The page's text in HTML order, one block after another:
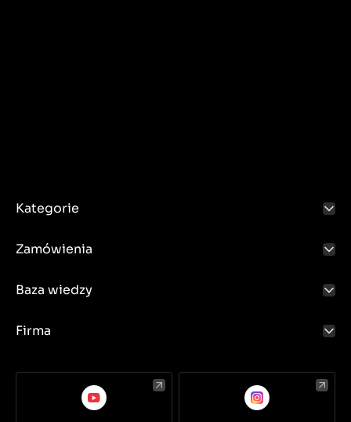
Kategorie
Zamówienia
Baza wiedzy
Firma